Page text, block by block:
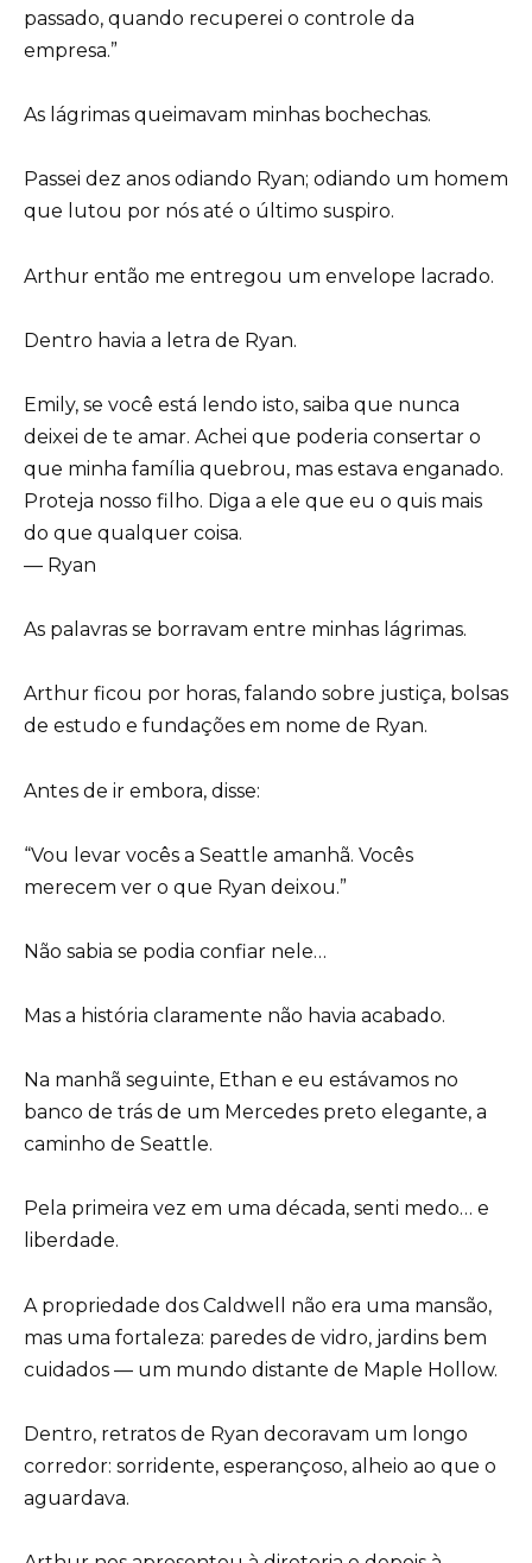
passado, quando recuperei o controle da
empresa.”
As lágrimas queimavam minhas bochechas.
Passei dez anos odiando Ryan; odiando um homem
que lutou por nós até o último suspiro.
Arthur então me entregou um envelope lacrado.
Dentro havia a letra de Ryan.
Emily, se você está lendo isto, saiba que nunca
deixei de te amar. Achei que poderia consertar o
que minha família quebrou, mas estava enganado.
Proteja nosso filho. Diga a ele que eu o quis mais
do que qualquer coisa.
— Ryan
As palavras se borravam entre minhas lágrimas.
Arthur ficou por horas, falando sobre justiça, bolsas
de estudo e fundações em nome de Ryan.
Antes de ir embora, disse:
“Vou levar vocês a Seattle amanhã. Vocês
merecem ver o que Ryan deixou.”
Não sabia se podia confiar nele…
Mas a história claramente não havia acabado.
Na manhã seguinte, Ethan e eu estávamos no
banco de trás de um Mercedes preto elegante, a
caminho de Seattle.
Pela primeira vez em uma década, senti medo… e
liberdade.
A propriedade dos Caldwell não era uma mansão,
mas uma fortaleza: paredes de vidro, jardins bem
cuidados — um mundo distante de Maple Hollow.
Dentro, retratos de Ryan decoravam um longo
corredor: sorridente, esperançoso, alheio ao que o
aguardava.